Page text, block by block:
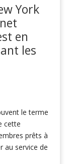
York
en
les
le terme
cette
prêts à
au service de